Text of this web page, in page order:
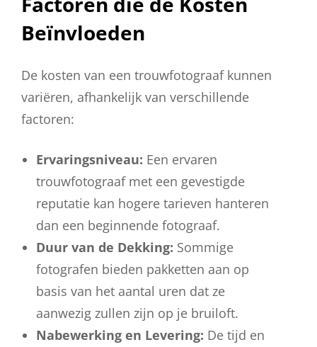
Beïnvloeden
De kosten van een trouwfotograaf kunnen
variëren, afhankelijk van verschillende
factoren:
Ervaringsniveau: Een ervaren
trouwfotograaf met een gevestigde
reputatie kan hogere tarieven hanteren
dan een beginnende fotograaf.
Duur van de Dekking: Sommige
fotografen bieden pakketten aan op
basis van het aantal uren dat ze
aanwezig zullen zijn op je bruiloft.
Nabewerking en Levering: De tijd en